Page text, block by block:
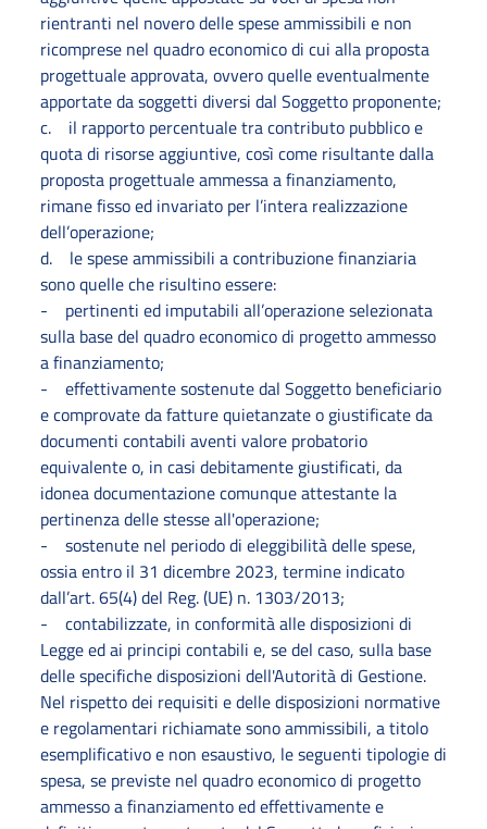
rientranti nel novero delle spese ammissibili e non
ricomprese nel quadro economico di cui alla proposta
progettuale approvata, ovvero quelle eventualmente
apportate da soggetti diversi dal Soggetto proponente;
c. il rapporto percentuale tra contributo pubblico e
quota di risorse aggiuntive, così come risultante dalla
proposta progettuale ammessa a finanziamento,
rimane fisso ed invariato per l’intera realizzazione
dell’operazione;
d. le spese ammissibili a contribuzione finanziaria
sono quelle che risultino essere:
- pertinenti ed imputabili all’operazione selezionata
sulla base del quadro economico di progetto ammesso
a finanziamento;
- effettivamente sostenute dal Soggetto beneficiario
e comprovate da fatture quietanzate o giustificate da
documenti contabili aventi valore probatorio
equivalente o, in casi debitamente giustificati, da
idonea documentazione comunque attestante la
pertinenza delle stesse all'operazione;
- sostenute nel periodo di eleggibilità delle spese,
ossia entro il 31 dicembre 2023, termine indicato
dall’art. 65(4) del Reg. (UE) n. 1303/2013;
- contabilizzate, in conformità alle disposizioni di
Legge ed ai principi contabili e, se del caso, sulla base
delle specifiche disposizioni dell'Autorità di Gestione.
Nel rispetto dei requisiti e delle disposizioni normative
e regolamentari richiamate sono ammissibili, a titolo
esemplificativo e non esaustivo, le seguenti tipologie di
spesa, se previste nel quadro economico di progetto
ammesso a finanziamento ed effettivamente e